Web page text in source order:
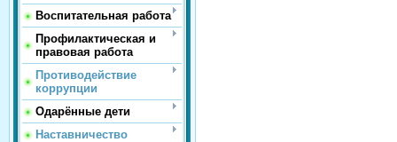
Воспитательная работа
Профилактическая и
правовая работа
Противодействие
коррупции
Одарённые дети
Наставничество